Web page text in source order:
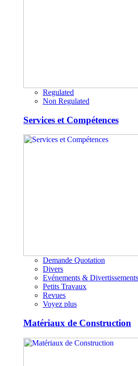
Regulated
Non Regulated
Services et Compétences
Demande Quotation
Divers
Evénements & Divertissements
Petits Travaux
Revues
Voyez plus
Matériaux de Construction